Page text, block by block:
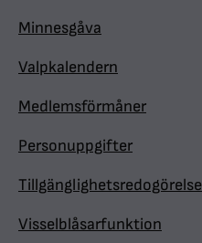
Minnesgåva
Valpkalendern
Medlemsförmåner
Personuppgifter
Tillgänglighetsredogörelse
Visselblåsarfunktion